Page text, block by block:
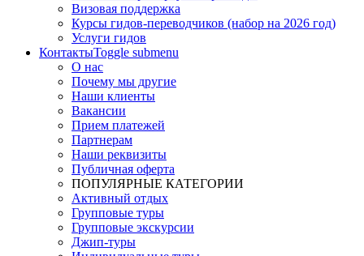
Визовая поддержка
Курсы гидов-переводчиков (набор на 2026 год)
Услуги гидов
КонтактыToggle submenu
О нас
Почему мы другие
Наши клиенты
Вакансии
Прием платежей
Партнерам
Наши реквизиты
Публичная оферта
ПОПУЛЯРНЫЕ КАТЕГОРИИ
Активный отдых
Групповые туры
Групповые экскурсии
Джип-туры